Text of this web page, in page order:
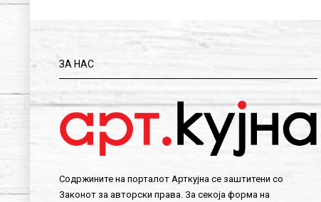
ЗА НАС
Содржините на порталот Арткујна се заштитени со
Законот за авторски права. За секоја форма на